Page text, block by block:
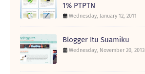
1% PTPTN
Wednesday, January 12, 2011
Blogger Itu Suamiku
Wednesday, November 20, 2013